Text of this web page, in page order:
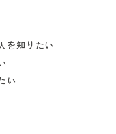
を知りたい
い